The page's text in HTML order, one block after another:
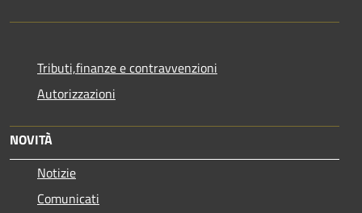
Tributi,finanze e contravvenzioni
Autorizzazioni
NOVITÀ
Notizie
Comunicati